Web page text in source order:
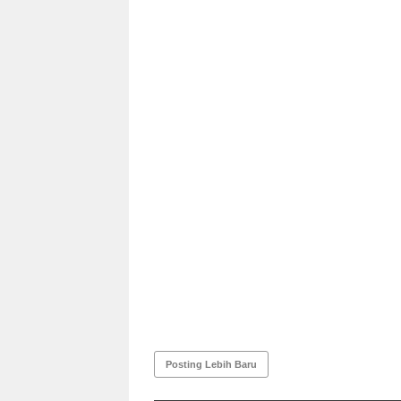
Posting Lebih Baru